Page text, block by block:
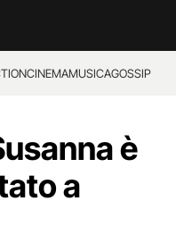
CINEMAMUSICAGOSSIP
è
a